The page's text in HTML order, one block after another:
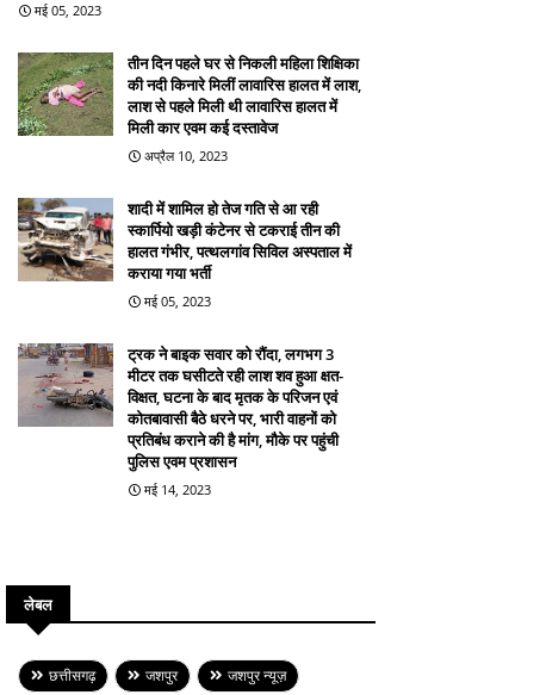
मई 05, 2023
तीन दिन पहले घर से निकली महिला शिक्षिका
की नदी किनारे मिलीं लावारिस हालत में लाश,
लाश से पहले मिली थी लावारिस हालत में
मिली कार एवम कई दस्तावेज
अप्रैल 10, 2023
शादी में शामिल हो तेज गति से आ रही
स्कार्पियो खड़ी कंटेनर से टकराई तीन की
हालत गंभीर, पत्थलगांव सिविल अस्पताल में
कराया गया भर्ती
मई 05, 2023
ट्रक ने बाइक सवार को रौंदा, लगभग 3
मीटर तक घसीटते रही लाश शव हुआ क्षत-
विक्षत, घटना के बाद मृतक के परिजन एवं
कोतबावासी बैठे धरने पर, भारी वाहनों को
प्रतिबंध कराने की है मांग, मौके पर पहुंची
पुलिस एवम प्रशासन
मई 14, 2023
लेबल
छत्तीसगढ़ जशपुर जशपुर न्यूज़